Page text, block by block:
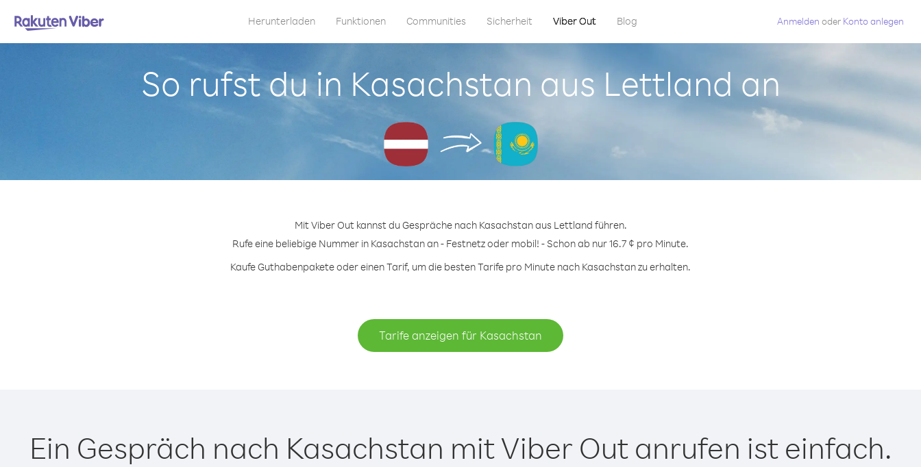
Herunterladen Funktionen Communities Sicherheit Viber Out Blog Anmelden oder Konto anlegen
So rufst du in Kasachstan aus Lettland an
Mit Viber Out kannst du Gespräche nach Kasachstan aus Lettland führen.
Rufe eine beliebige Nummer in Kasachstan an - Festnetz oder mobil! - Schon ab nur 16.7 ¢ pro Minute.
Kaufe Guthabenpakete oder einen Tarif, um die besten Tarife pro Minute nach Kasachstan zu erhalten.
Tarife anzeigen für Kasachstan
Ein Gespräch nach Kasachstan mit Viber Out anrufen ist einfach.